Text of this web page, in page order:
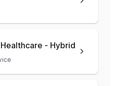
- Hybrid